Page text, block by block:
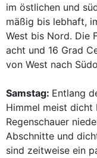
im östlichen und
mäßig bis lebhaft,
West bis Nord. Die
acht und 16 Grad
von West nach
Samstag: Entlang
Himmel meist
Regenschauer
Abschnitte und
sind zeitweise ein